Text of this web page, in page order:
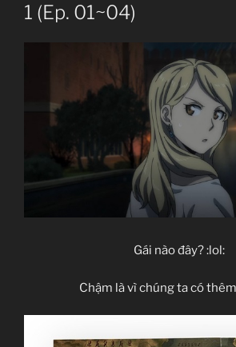
1 (Ep. 01~04)
Gái nào đây? :lol:
Chậm là vì chúng ta có